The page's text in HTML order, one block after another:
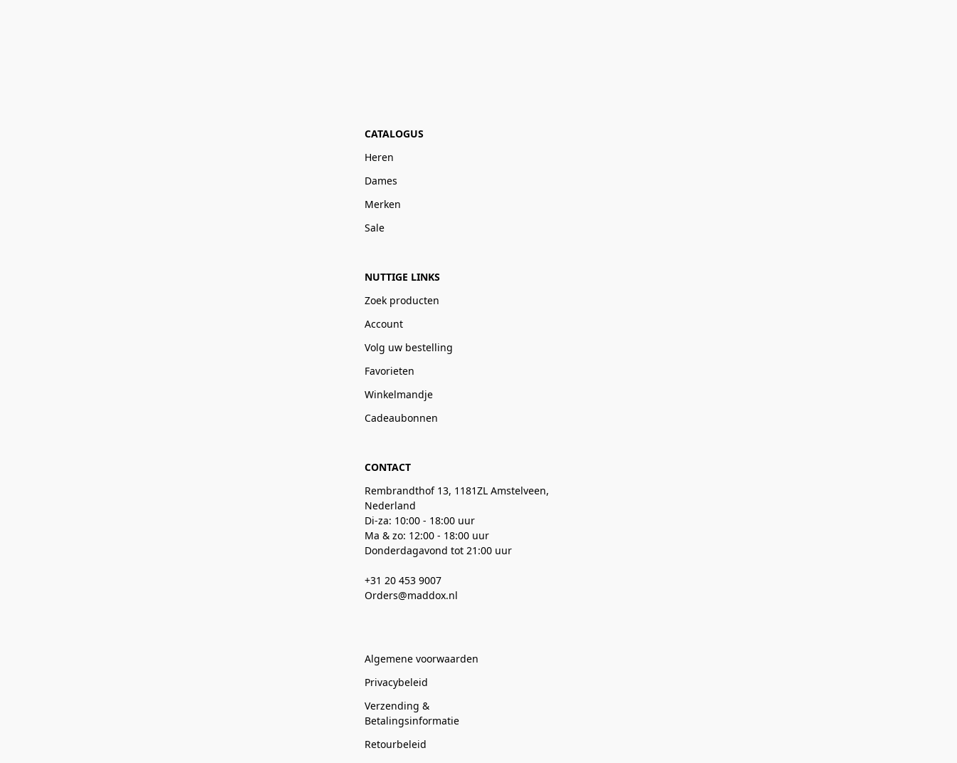
CATALOGUS
Heren
Dames
Merken
Sale
NUTTIGE LINKS
Zoek producten
Account
Volg uw bestelling
Favorieten
Winkelmandje
Cadeaubonnen
CONTACT
Rembrandthof 13, 1181ZL Amstelveen,
Nederland
Di-za: 10:00 - 18:00 uur
Ma & zo: 12:00 - 18:00 uur
Donderdagavond tot 21:00 uur
+31 20 453 9007
Orders@maddox.nl
Algemene voorwaarden
Privacybeleid
Verzending &
Betalingsinformatie
Retourbeleid